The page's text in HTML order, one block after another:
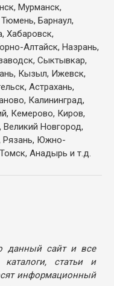
Мурманск,
Барнаул,
Хабаровск,
Алтайск, Назрань,
Сыктывкар,
Кызыл, Ижевск,
Астрахань,
Калининград,
Кемерово, Киров,
Великий Новгород,
Рязань, Южно-
Анадырь и т.д.
данный сайт и все
статьи и
информационный